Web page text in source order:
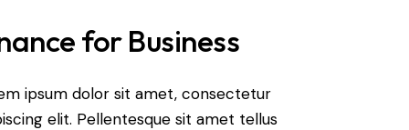
for Business
ipsum dolor sit amet, consectetur
elit. Pellentesque sit amet tellus